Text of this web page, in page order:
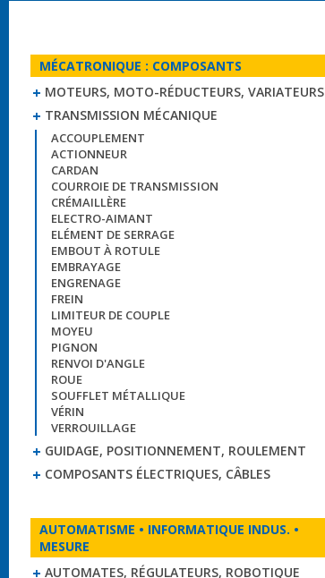
MÉCATRONIQUE : COMPOSANTS
MOTEURS, MOTO-RÉDUCTEURS, VARIATEURS
TRANSMISSION MÉCANIQUE
ACCOUPLEMENT
ACTIONNEUR
CARDAN
COURROIE DE TRANSMISSION
CRÉMAILLÈRE
ELECTRO-AIMANT
ELÉMENT DE SERRAGE
EMBOUT À ROTULE
EMBRAYAGE
ENGRENAGE
FREIN
LIMITEUR DE COUPLE
MOYEU
PIGNON
RENVOI D'ANGLE
ROUE
SOUFFLET MÉTALLIQUE
VÉRIN
VERROUILLAGE
GUIDAGE, POSITIONNEMENT, ROULEMENT
COMPOSANTS ÉLECTRIQUES, CÂBLES
AUTOMATISME • INFORMATIQUE INDUS. •
MESURE
AUTOMATES, RÉGULATEURS, ROBOTIQUE